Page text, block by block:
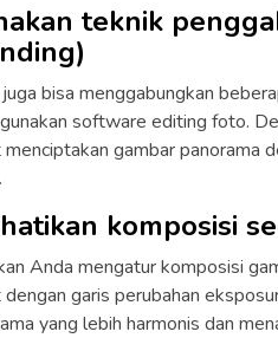
teknik
bisa menggabungkan
software editing foto.
gambar panorama
komposisi
Anda mengatur komposisi
garis perubahan
yang lebih harmonis dan